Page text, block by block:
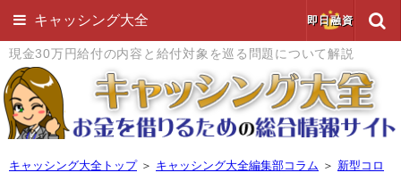
キャッシング大全 即日融資
現金30万円給付の内容と給付対象を巡る問題について解説
キャッシング大全トップ＞ キャッシング大全編集部コラム ＞ 新型コロ